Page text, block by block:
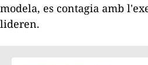
modela, es contagia amb
lideren.